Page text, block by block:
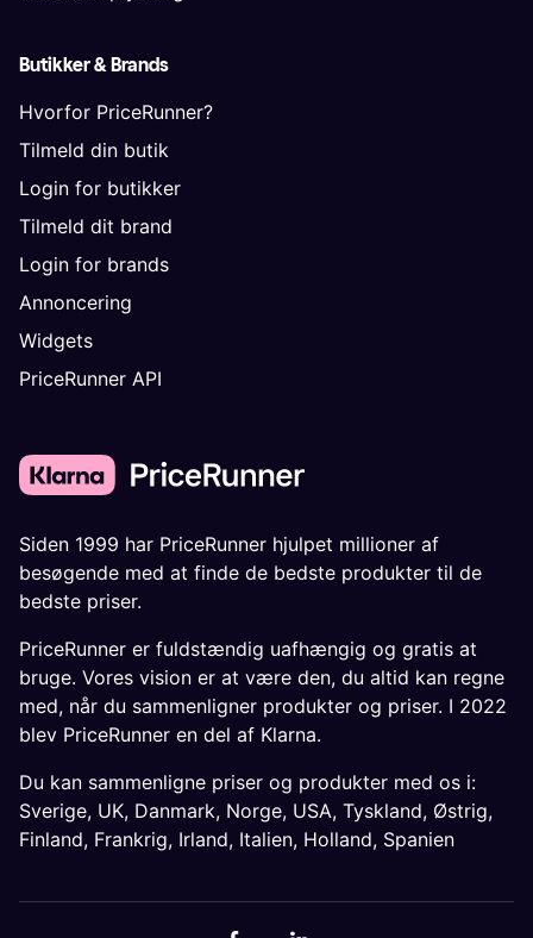
Butikker & Brands
Hvorfor PriceRunner?
Tilmeld din butik
Login for butikker
Tilmeld dit brand
Login for brands
Annoncering
Widgets
PriceRunner API
Siden 1999 har PriceRunner hjulpet millioner af
besøgende med at finde de bedste produkter til de
bedste priser.
PriceRunner er fuldstændig uafhængig og gratis at
bruge. Vores vision er at være den, du altid kan regne
med, når du sammenligner produkter og priser. I 2022
blev PriceRunner en del af Klarna.
Du kan sammenligne priser og produkter med os i:
Sverige, UK, Danmark, Norge, USA, Tyskland, Østrig,
Finland, Frankrig, Irland, Italien, Holland, Spanien